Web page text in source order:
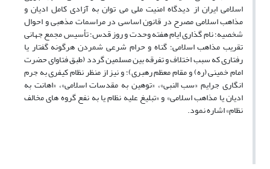
اسلامی ایران از دیدگاه امنیت ملی می توان به آزادی کامل ادیان و
مذاهب اسلامی مصرح در قانون اساسی در مراسمات مذهبی و احوال
شخصیه؛ نام گذاری ایام هفته وحدت و روز قدس؛ تأسیس مجمع جهانی
تقریب مذاهب اسلامی؛ گناه و حرام شرعی شمردن هرگونه گفتار یا
رفتارى که سبب اختلاف و تفرقه بین مسلمین گردد (طبق فتاوای حضرت
امام خمینی (ره) و مقام معظم رهبری)؛ و نیز از منظر نظام کیفری به جرم
انگاری جرایم «سب النبی»، «توهین به مقدسات اسلامی»، «اهانت به
ادیان یا مذاهب اسلامی» و «تبلیغ علیه نظام یا به نفع گروه های مخالف
نظام» اشاره نمود.